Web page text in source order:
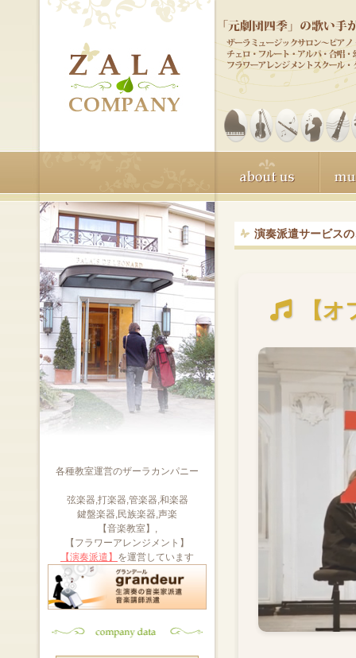
演奏派遣サービス
【
各種教室運営のザーラカンパニー
弦楽器,打楽器,管楽器,和楽器
鍵盤楽器,民族楽器,声楽
【音楽教室】,
【フラワーアレンジメント】
【演奏派遣】 を運営しています